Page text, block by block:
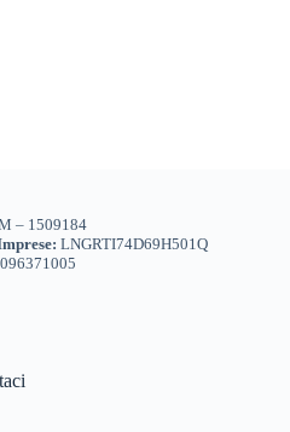
– 1509184
LNGRTI74D69H501Q